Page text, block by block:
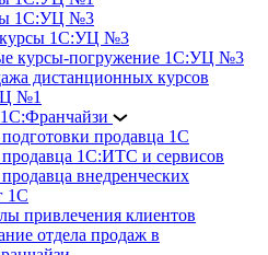
1С:УЦ №3
курсы 1С:УЦ №3
курсы-погружение 1С:УЦ №3
дистанционных курсов
№1
продавца 1С
1С:ИТС и сервисов
внедренческих
1С
привлечения клиентов
отдела продаж в